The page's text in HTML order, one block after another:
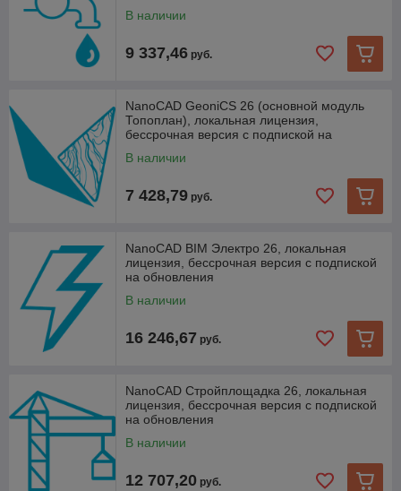
В наличии
9 337,46 руб.
NanoCAD GeoniCS 26 (основной модуль
Топоплан), локальная лицензия,
бессрочная версия с подпиской на
В наличии
7 428,79 руб.
NanoCAD BIM Электро 26, локальная
лицензия, бессрочная версия с подпиской
на обновления
В наличии
16 246,67 руб.
NanoCAD Стройплощадка 26, локальная
лицензия, бессрочная версия с подпиской
на обновления
В наличии
12 707,20 руб.